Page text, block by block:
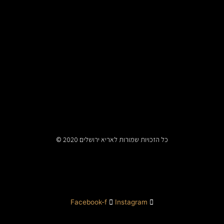
© כל הזכויות שמורות לאריא ירושלים 2020
Facebook-f Instagram